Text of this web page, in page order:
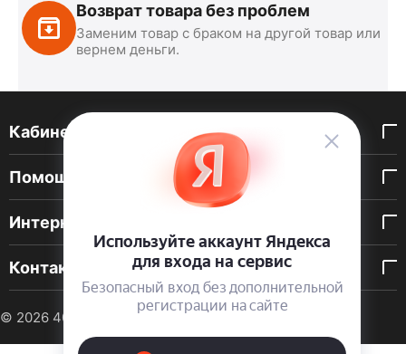
Возврат товара без проблем
Заменим товар с браком на другой товар или
вернем деньги.
Кабинет покупателя
Помощь покупателю
Интернет-магазин
Контакты
© 2026 40 DEN. Интернет-магазин